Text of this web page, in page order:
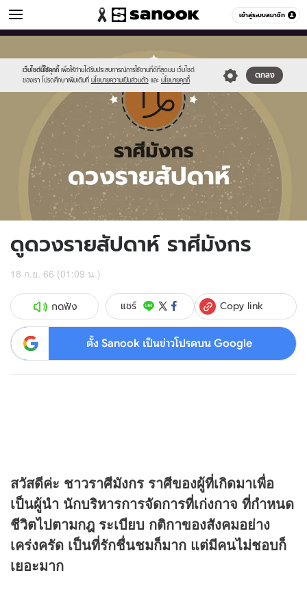
เข้าสู่ระบบสมาชิก
ดูดวง หมวดอื่นๆ
เว็บไซต์นี้ใช้คุกกี้ เพื่อให้ท่านได้รับประสบการณ์การใช้งานที่ดีที่สุดบน เว็บไซต์
ของเรา โปรดศึกษาเพิ่มเติมที่ นโยบายความเป็นส่วนตัว และ นโยบายคุกกี้
ตกลง
new-
sanook.png
horoscope-
capricorn_zo.jpg
ดูดวงรายสัปดาห์ ราศีมังกร
18 ก.ย. 66 (01:09 น.)
กดฟัง แชร์ Copy link
ตั้ง Sanook เป็นข่าวโปรดบน Google
สวัสดีค่ะ ชาวราศีมังกร ราศีของผู้ที่เกิดมาเพื่อ
เป็นผู้นำ นักบริหารการจัดการที่เก่งกาจ ที่กำหนด
ชีวิตไปตามกฎ ระเบียบ กติกาของสังคมอย่าง
เคร่งครัด เป็นที่รักชื่นชมก็มาก แต่มีคนไม่ชอบก็
เยอะมาก